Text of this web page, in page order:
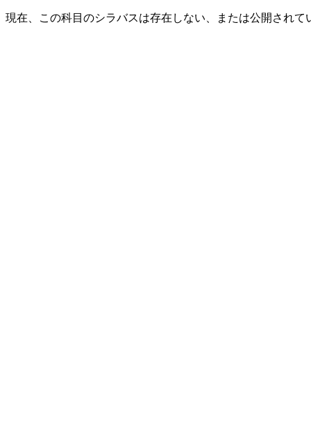
現在、この科目のシラバスは存在しない、または公開されて